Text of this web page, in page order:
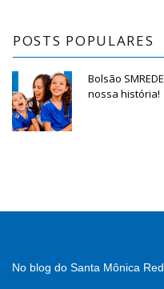
POSTS POPULARES
Bolsão
nossa história!
No blog do Santa Mônica